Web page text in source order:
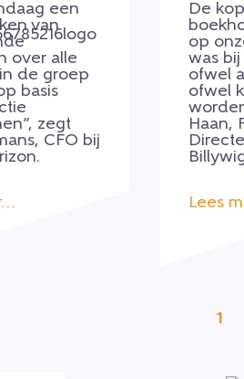
een
van
over alle
de groep
basis
zegt
CFO bij
De
op
was
ofwel
ofwel
Haan,
Lees
1